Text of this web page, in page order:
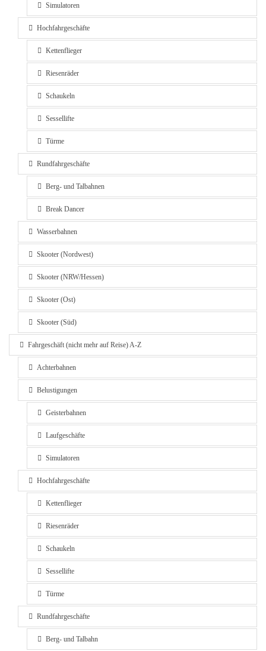
Simulatoren
Hochfahrgeschäfte
Kettenflieger
Riesenräder
Schaukeln
Sessellifte
Türme
Rundfahrgeschäfte
Berg- und Talbahnen
Break Dancer
Wasserbahnen
Skooter (Nordwest)
Skooter (NRW/Hessen)
Skooter (Ost)
Skooter (Süd)
Fahrgeschäft (nicht mehr auf Reise) A-Z
Achterbahnen
Belustigungen
Geisterbahnen
Laufgeschäfte
Simulatoren
Hochfahrgeschäfte
Kettenflieger
Riesenräder
Schaukeln
Sessellifte
Türme
Rundfahrgeschäfte
Berg- und Talbahn